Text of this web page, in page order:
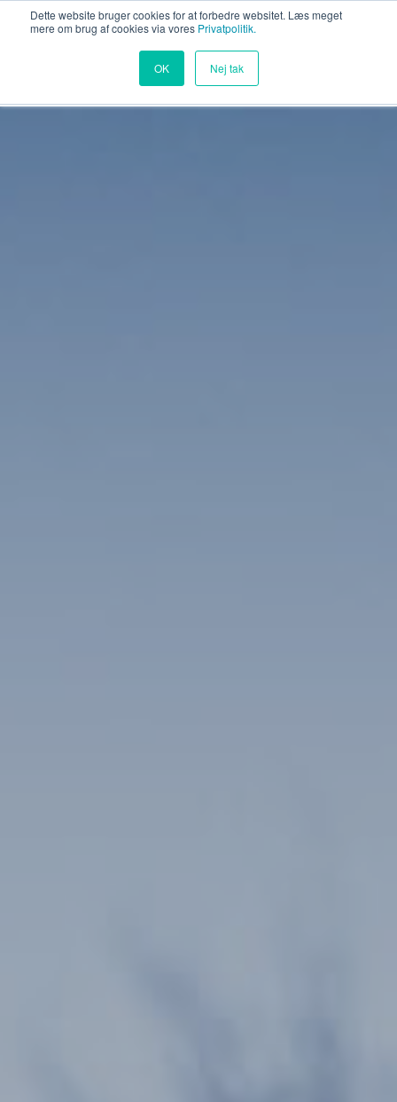
Dette website bruger cookies for at forbedre websitet. Læs meget
mere om brug af cookies via vores Privatpolitik.
OK Nej tak